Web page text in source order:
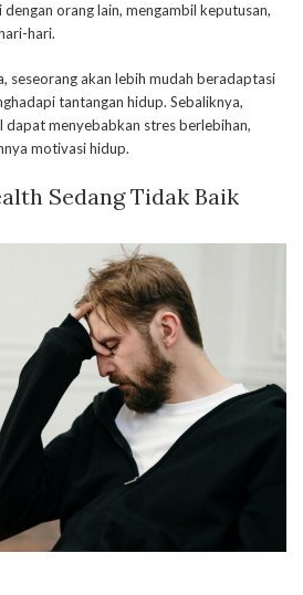
orang lain, mengambil keputusan,
hari.
seseorang akan lebih mudah beradaptasi
tantangan hidup. Sebaliknya,
dapat menyebabkan stres berlebihan,
motivasi hidup.
Sedang Tidak Baik